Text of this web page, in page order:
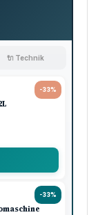
🔌 Technik
-33%
-33%